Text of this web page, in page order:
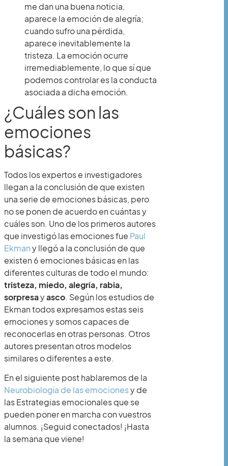
me dan una buena noticia,
aparece la emoción de alegría;
cuando sufro una pérdida,
aparece inevitablemente la
tristeza. La emoción ocurre
irremediablemente, lo que sí que
podemos controlar es la conducta
asociada a dicha emoción.
¿Cuáles son las
emociones
básicas?
Todos los expertos e investigadores
llegan a la conclusión de que existen
una serie de emociones básicas, pero
no se ponen de acuerdo en cuántas y
cuáles son. Uno de los primeros autores
que investigó las emociones fue Paul
Ekmany llegó a la conclusión de que
existen 6 emociones básicas en las
diferentes culturas de todo el mundo:
tristeza, miedo, alegría, rabia,
sorpresayasco. Según los estudios de
Ekman todos expresamos estas seis
emociones y somos capaces de
reconocerlas en otras personas. Otros
autores presentan otros modelos
similares o diferentes a este.
En el siguiente post hablaremos de la
Neurobiología de las emocionesy de
las Estrategias emocionales que se
pueden poner en marcha con vuestros
alumnos. ¡Seguid conectados! ¡Hasta
la semana que viene!